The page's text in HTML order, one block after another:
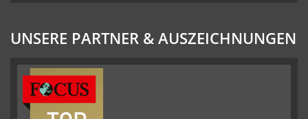
UNSERE PARTNER & AUSZEICHNUNGEN